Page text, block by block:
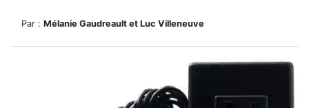
Par : Mélanie Gaudreault et Luc Villeneuve